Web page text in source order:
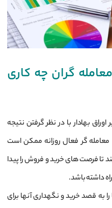
گران چه کاری
بهادار با در نظر گرفتن نتیجه
معامله گر فعال روزانه ممکن است
تا فرصت های خرید و فروش را پیدا
داشته باشد.
به قصد خرید و نگهداری آنها برای